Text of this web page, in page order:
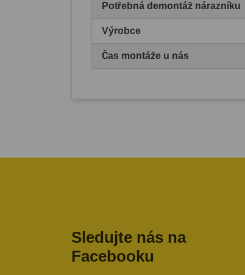
Potřebná demontáž nárazníku
Výrobce
Čas montáže u nás
Sledujte nás na
Facebooku